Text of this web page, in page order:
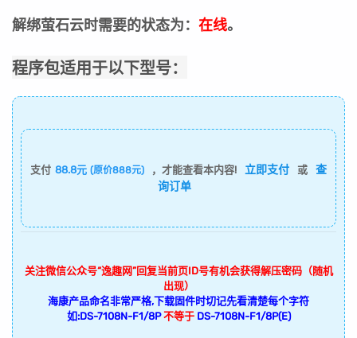
解绑萤石云时需要的状态为： 在线。
程序包适用于以下型号：
支付 88.8元 (原价888元) ，才能查看本内容! 立即支付 或
查
询订单
关注微信公众号“逸趣网”回复当前页ID号有机会获得解压密码（随机
出现）
海康产品命名非常严格,下载固件时切记先看清楚每个字符
如:DS-7108N-F1/8P 不等于 DS-7108N-F1/8P(E)